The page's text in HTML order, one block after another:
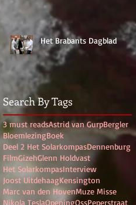
Het Brabants Dagblad
Search By Tags
3 must readsAstrid van GurpBergler
BloemlezingBoek
Deel 2 Het SolarkompasDennenburg
FilmGizehGlenn Holdvast
Het SolarkompasInterview
Joost UitdehaagKensington
Marc van den HovenMuze Misse
Nikola TeslaOpeningOssPeperstraat